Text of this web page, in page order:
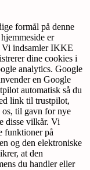
formål på denne
er
Vi indsamler IKKE
dine cookies i
analytics. Google
en Google
automatisk så du
link til trustpilot,
os, til gavn for nye
disse vilkår. Vi
funktioner på
og den elektroniske
at den
du handler eller